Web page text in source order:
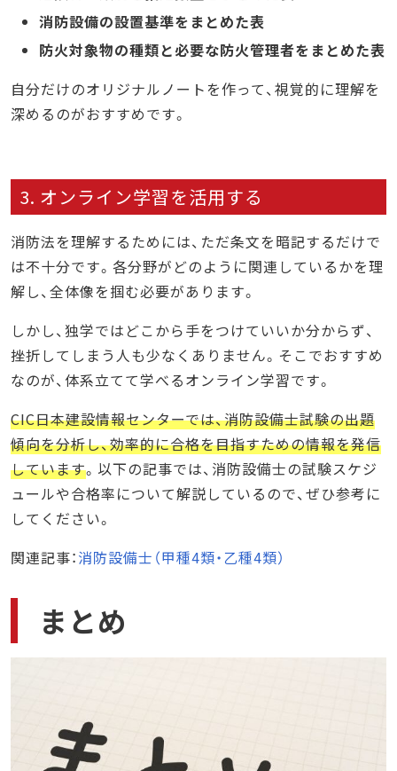
消防設備の設置基準をまとめた表
防火対象物の種類と必要な防火管理者をまとめた表
自分だけのオリジナルノートを作って、視覚的に理解を
深めるのがおすすめです。
3. オンライン学習を活用する
消防法を理解するためには、ただ条文を暗記するだけで
は不十分です。各分野がどのように関連しているかを理
解し、全体像を掴む必要があります。
しかし、独学ではどこから手をつけていいか分からず、
挫折してしまう人も少なくありません。そこでおすすめ
なのが、体系立てて学べるオンライン学習です。
CIC日本建設情報センターでは、消防設備士試験の出題
傾向を分析し、効率的に合格を目指すための情報を発信
しています。以下の記事では、消防設備士の試験スケジ
ュールや合格率について解説しているので、ぜひ参考に
してください。
関連記事：消防設備士（甲種4類・乙種4類）
まとめ